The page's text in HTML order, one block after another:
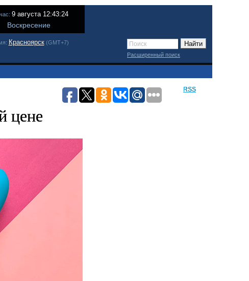
9 августа 12:43:24
Воскресение
Красноярск(GMT+7)
Расширенный поиск
RSS
цене